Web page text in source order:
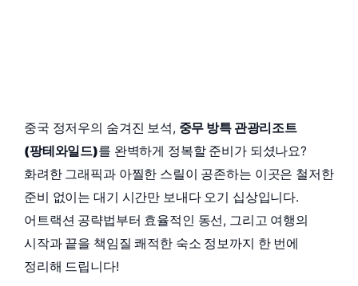
중국 정저우의 숨겨진 보석, 중무 방특 관광리조트
(팡테와일드)를 완벽하게 정복할 준비가 되셨나요?
화려한 그래픽과 아찔한 스릴이 공존하는 이곳은 철저한
준비 없이는 대기 시간만 보내다 오기 십상입니다.
어트랙션 공략법부터 효율적인 동선, 그리고 여행의
시작과 끝을 책임질 쾌적한 숙소 정보까지 한 번에
정리해 드립니다!